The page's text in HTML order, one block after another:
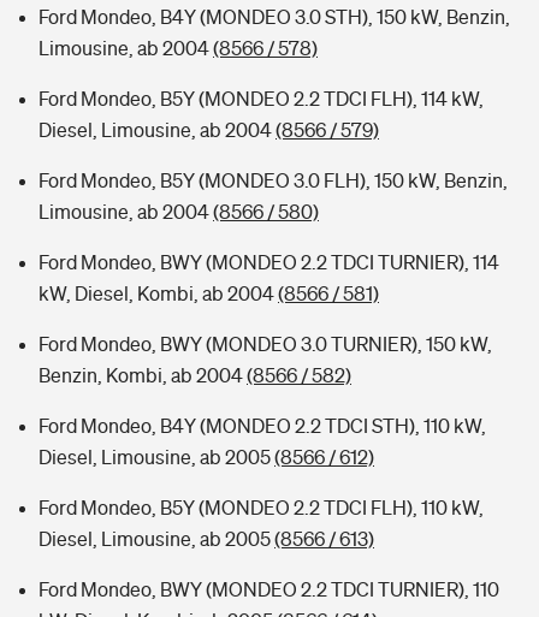
Ford Mondeo, B4Y (MONDEO 3.0 STH), 150 kW, Benzin,
Limousine, ab 2004(8566 / 578)
Ford Mondeo, B5Y (MONDEO 2.2 TDCI FLH), 114 kW,
Diesel, Limousine, ab 2004(8566 / 579)
Ford Mondeo, B5Y (MONDEO 3.0 FLH), 150 kW, Benzin,
Limousine, ab 2004(8566 / 580)
Ford Mondeo, BWY (MONDEO 2.2 TDCI TURNIER), 114
kW, Diesel, Kombi, ab 2004(8566 / 581)
Ford Mondeo, BWY (MONDEO 3.0 TURNIER), 150 kW,
Benzin, Kombi, ab 2004(8566 / 582)
Ford Mondeo, B4Y (MONDEO 2.2 TDCI STH), 110 kW,
Diesel, Limousine, ab 2005(8566 / 612)
Ford Mondeo, B5Y (MONDEO 2.2 TDCI FLH), 110 kW,
Diesel, Limousine, ab 2005(8566 / 613)
Ford Mondeo, BWY (MONDEO 2.2 TDCI TURNIER), 110